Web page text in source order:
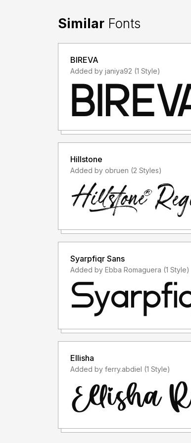
memanfaatkan/menggunakan font
atau Perusahaan/Korporasi.
- Silakan gunakan lisensi komersial
https://letterena.com/
- Dengan hanya lisensi "Personal
untuk kepeluan Komersial, baik itu
kaos distro atau untuk Kemasan
menghasilkan profit/keuntungan.
- Untuk penggunaan keperluan
- Menggunakan font ini dengan
TANPA IZIN dari kami, akan dikenakan
- Saya tidak menerima "lisensi font"
font saya untuk keperluan komersil,
menggunakan font saya, anda
akan "MENERIMA LISENSINYA",
membeli lisensi font tersebut
Informasi tentang Lisensi apa yang
letterenastudios@gmail.com
Similar Fonts
BIREVA
Added by janiya92 (1 Style)
Hillstone
Added by obruen (2 Styles)
Syarpfiqr Sans
Added by Ebba Romaguera (1 Style)
Ellisha
Added by ferry.abdiel (1 Style)